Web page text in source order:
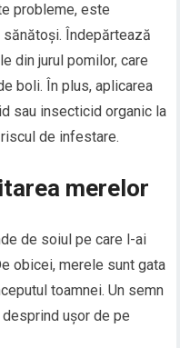
probleme, este
Îndepărtează
din jurul pomilor, care
boli. În plus, aplicarea
sau insecticid organic la
de infestare.
merelor
de soiul pe care l-ai
obicei, merele sunt gata
toamnei. Un semn
ușor de pe